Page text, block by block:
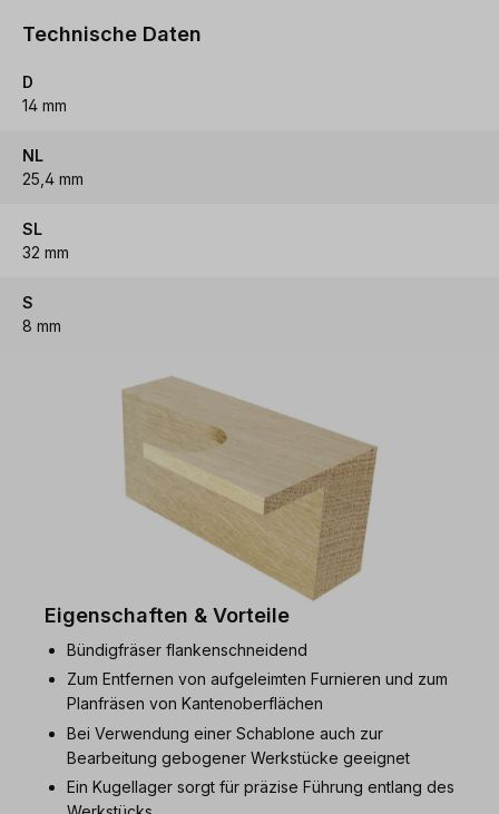
Technische Daten
D
14 mm
NL
25,4 mm
SL
32 mm
S
8 mm
Eigenschaften & Vorteile
Bündigfräser flankenschneidend
Zum Entfernen von aufgeleimten Furnieren und zum
Planfräsen von Kantenoberflächen
Bei Verwendung einer Schablone auch zur
Bearbeitung gebogener Werkstücke geeignet
Ein Kugellager sorgt für präzise Führung entlang des